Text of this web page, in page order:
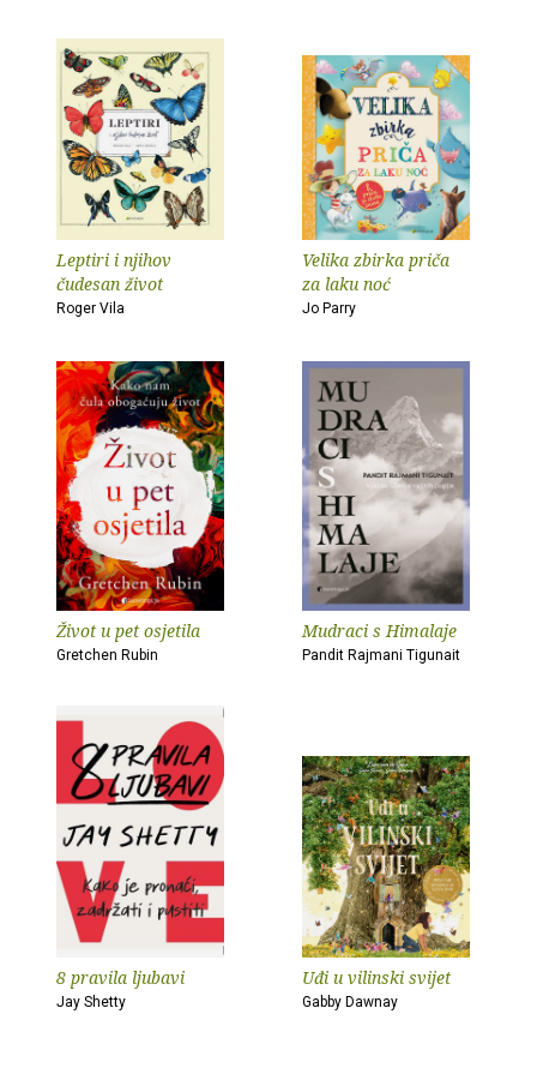
Leptiri i njihov
čudesan život
Roger Vila
Velika zbirka priča
za laku noć
Jo Parry
Život u pet osjetila
Gretchen Rubin
Mudraci s Himalaje
Pandit Rajmani Tigunait
8 pravila ljubavi
Jay Shetty
Uđi u vilinski svijet
Gabby Dawnay